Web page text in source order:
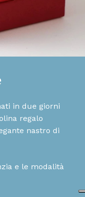
in due giorni
regalo
nastro di
e le modalità